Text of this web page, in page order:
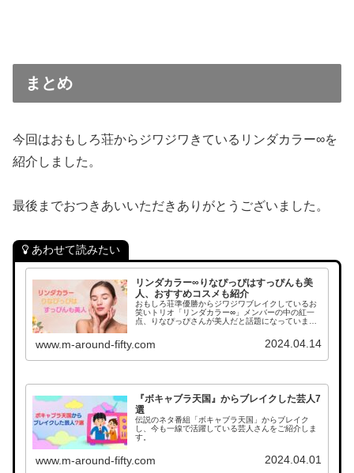
まとめ
今回はおもしろ荘からジワジワきているリンダカラー∞を
紹介しました。
最後までおつきあいいただきありがとうございました。
あわせて読みたい
リンダカラー∞りなぴっぴはすっぴんも美
人、おすすめコスメも紹介
おもしろ荘準優勝からジワジワブレイクしているお
笑いトリオ「リンダカラー∞」メンバーの中の紅一
点、りなぴっぴさんが美人だと話題になっていま
で調べました。リンダカラー∞りなぴっぴProfileり
なぴ...
www.m-around-fifty.com 2024.04.14
『ボキャブラ天国』からブレイクした芸人7
選
伝説のネタ番組「ボキャブラ天国」からブレイク
し、今も一線で活躍している芸人さんをご紹介しま
す。
www.m-around-fifty.com 2024.04.01